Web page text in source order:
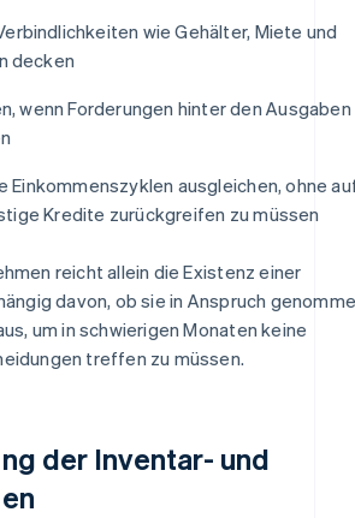
wie Gehälter, Miete und
decken
wenn Forderungen hinter den Ausgaben
Einkommenszyklen ausgleichen, ohne
Kredite zurückgreifen zu müssen
reicht allein die Existenz einer
davon, ob sie in Anspruch
um in schwierigen Monaten keine
treffen zu müssen.
der Inventar- und